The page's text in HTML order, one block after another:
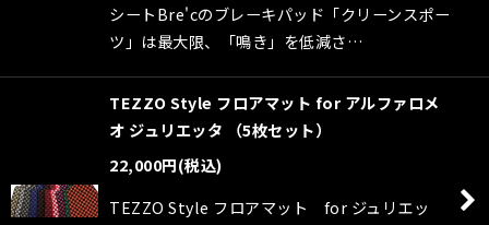
シートBre'cのブレーキパッド「クリーンスポー
ツ」は最大限、「鳴き」を低減さ…
TEZZO Style フロアマット for アルファロメ
オ ジュリエッタ （5枚セット）
22,000円(税込)
TEZZO Style フロアマット for ジュリエッ